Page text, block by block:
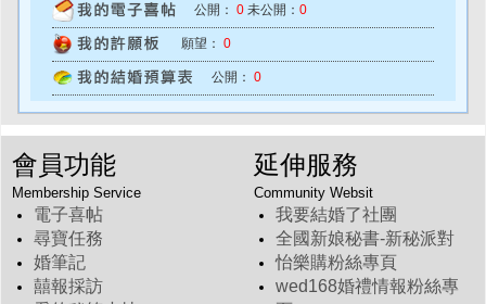
公開： 0 未公開： 0
願望： 0
公開： 0
會員功能
Membership Service
電子喜帖
尋寶任務
婚筆記
囍報採訪
延伸服務
Community Websit
我要結婚了社團
全國新娘秘書-新秘派對
怡樂購粉絲專頁
wed168婚禮情報粉絲專